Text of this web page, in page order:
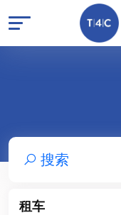
搜索
租车